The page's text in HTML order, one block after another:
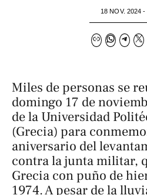
18 NOV. 2024 -
Miles de personas se
domingo 17 de
de la Universidad
(Grecia) para
aniversario del
contra la junta militar,
Grecia con puño de
1974. A pesar de la